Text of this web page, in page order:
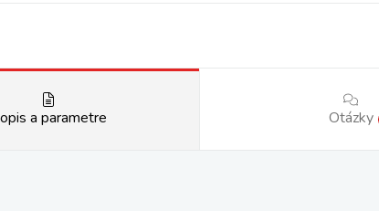
a parametre Otázky